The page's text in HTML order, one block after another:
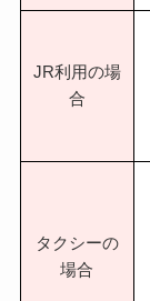
JR利用の場
合
タクシーの
場合